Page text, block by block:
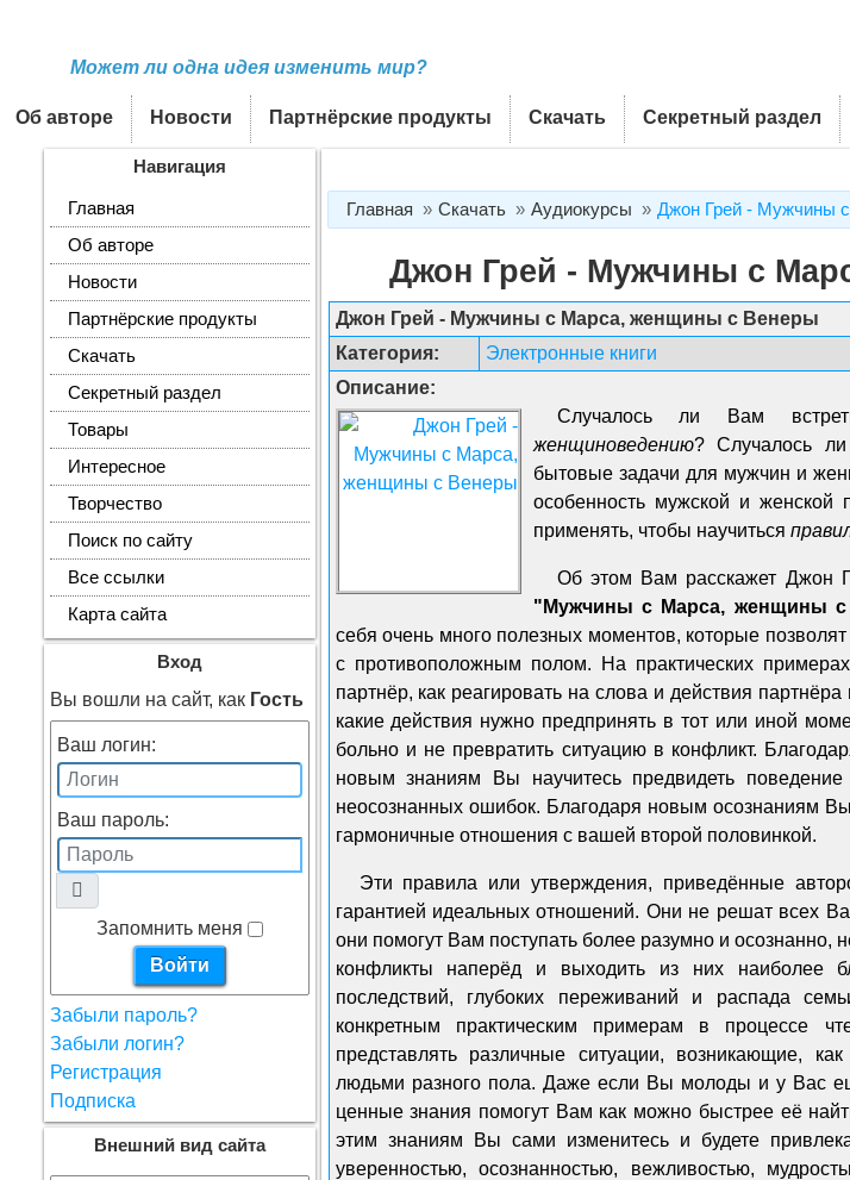
Может ли одна идея изменить мир?
Об авторе Новости Партнёрские продукты Скачать Секретный раздел
Главная Скачать Аудиокурсы Джон Грей - Мужчины
Джон Грей - Мужчины с
Джон Грей - Мужчины с Марса, женщины с Венеры
Категория:
Электронные книги
Описание:
Случалось ли Вам
женщиноведению? Случалось
бытовые задачи для мужчин и
особенность мужской и женской
применять, чтобы научиться
Об этом Вам расскажет Джон
"Мужчины с Марса, женщины
себя очень много полезных моментов, которые
с противоположным полом. На практических
партнёр, как реагировать на слова и действия
какие действия нужно предпринять в тот или иной
больно и не превратить ситуацию в конфликт.
новым знаниям Вы научитесь предвидеть
неосознанных ошибок. Благодаря новым осознаниям
гармоничные отношения с вашей второй половинкой.
Эти правила или утверждения, приведённые
гарантией идеальных отношений. Они не решат всех
они помогут Вам поступать более разумно и осознанно,
конфликты наперёд и выходить из них наиболее
последствий, глубоких переживаний и распада
конкретным практическим примерам в процессе
представлять различные ситуации, возникающие,
людьми разного пола. Даже если Вы молоды и у Вас
ценные знания помогут Вам как можно быстрее её
этим знаниям Вы сами изменитесь и будете
уверенностью, осознанностью, вежливостью,
Навигация
Главная
Об авторе
Новости
Партнёрские продукты
Скачать
Секретный раздел
Товары
Интересное
Творчество
Поиск по сайту
Все ссылки
Карта сайта
Вход
Вы вошли на сайт, как Гость
Ваш логин:
Ваш пароль:
Запомнить меня
Забыли пароль?
Забыли логин?
Регистрация
Подписка
Внешний вид сайта